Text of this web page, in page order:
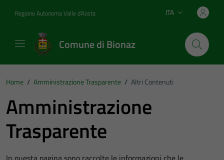
Regione Autonoma Valle d'Aosta Lingua attiva:
ITA
Comune di Bionaz
Home / Amministrazione Trasparente / Altri Contenuti
Amministrazione
Trasparente